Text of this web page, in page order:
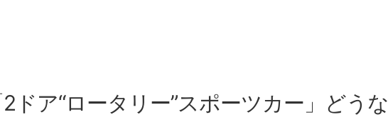
ドア“ロータリー”スポーツカー」どうな